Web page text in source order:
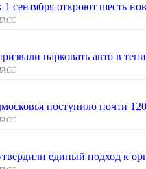
сентября откроют шесть
ТАСС
парковать авто в
ТАСС
поступило почти
ТАСС
единый подход к